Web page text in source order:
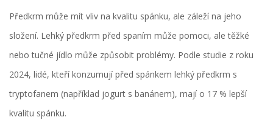
Předkrm může mít vliv na kvalitu spánku, ale záleží na jeho
složení. Lehký předkrm před spaním může pomoci, ale těžké
nebo tučné jídlo může způsobit problémy. Podle studie z roku
2024, lidé, kteří konzumují před spánkem lehký předkrm s
tryptofanem (například jogurt s banánem), mají o 17 % lepší
kvalitu spánku.